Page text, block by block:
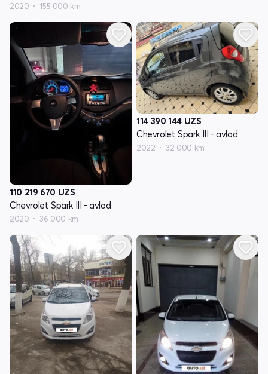
2020 155 000 km
110 219 670 UZS
Chevrolet Spark III - avlod
2020 36 000 km
114 390 144 UZS
Chevrolet Spark III - avlod
2022 32 000 km